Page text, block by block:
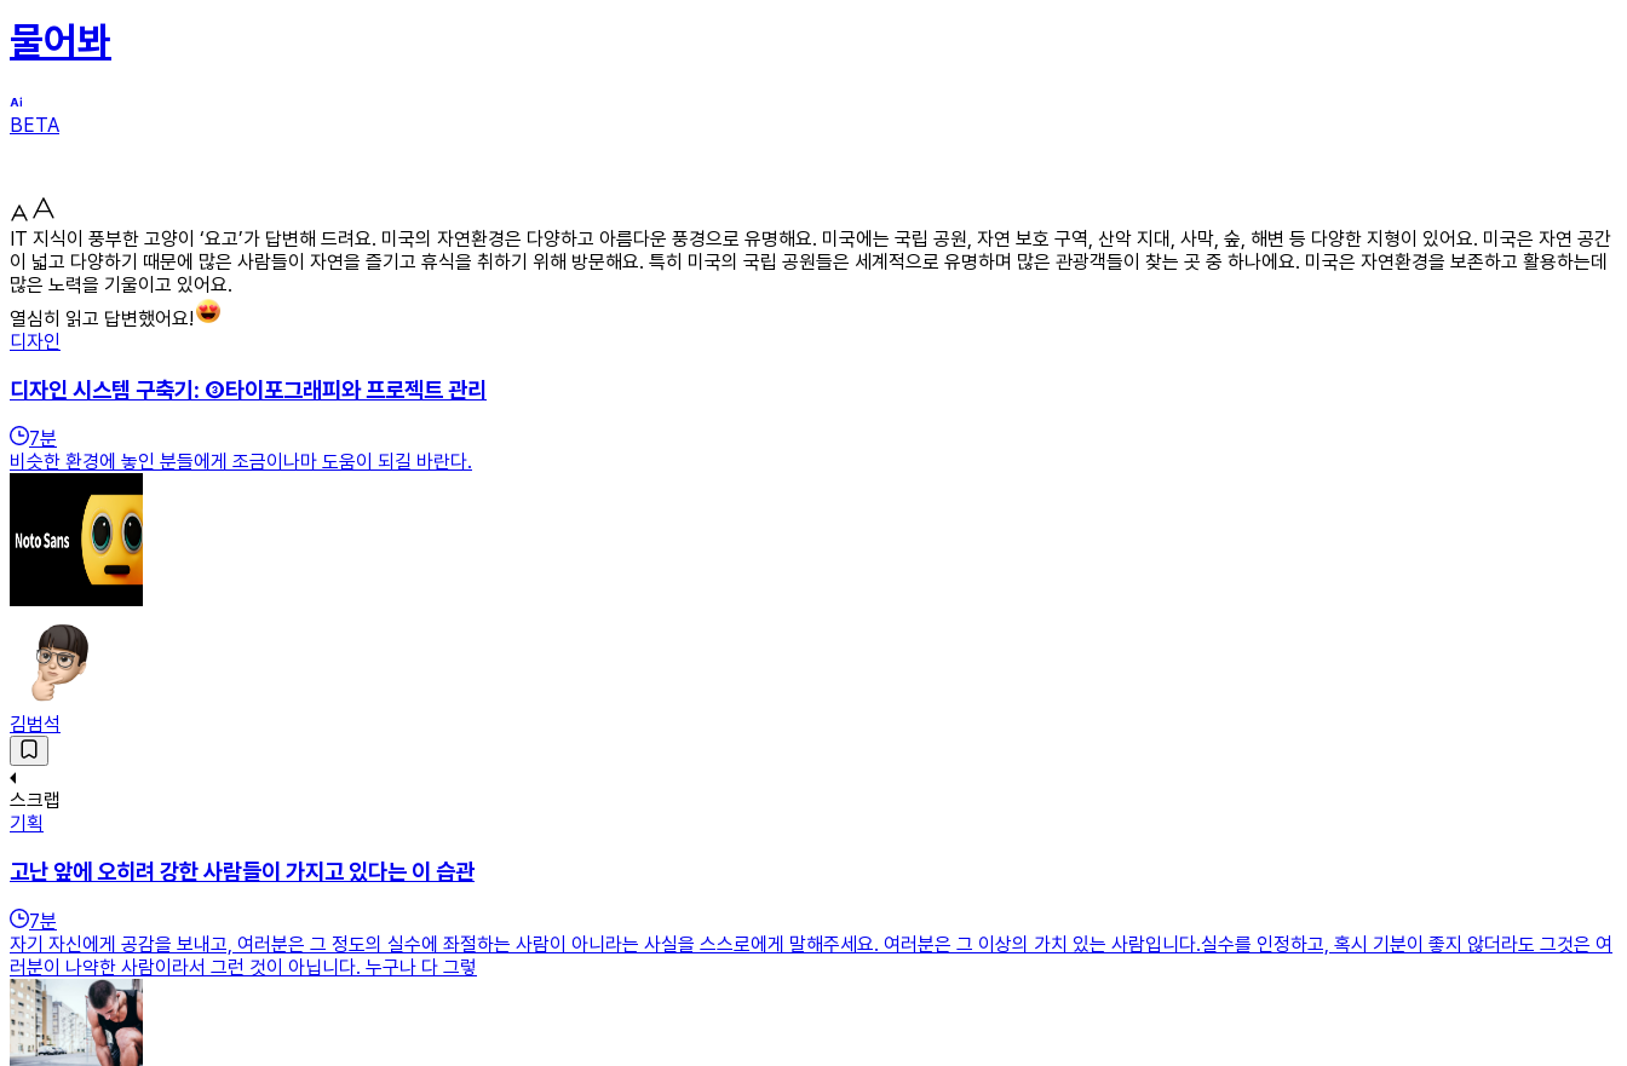
물어봐
BETA
IT 지식이 풍부한 고양이 ‘요고’가 답변해 드려요. 미국의 자연환경은 다양하고 아름다운 풍경으로 유명해요. 미국에는 국립 공원, 자연 보호 구역, 산악 지대, 사막, 숲, 해변 등 다양한 지형이 있어요. 미국은 자연 공간
이 넓고 다양하기 때문에 많은 사람들이 자연을 즐기고 휴식을 취하기 위해 방문해요. 특히 미국의 국립 공원들은 세계적으로 유명하며 많은 관광객들이 찾는 곳 중 하나에요. 미국은 자연환경을 보존하고 활용하는데
많은 노력을 기울이고 있어요.
열심히 읽고 답변했어요!
디자인
디자인 시스템 구축기: ③타이포그래피와 프로젝트 관리
7분
비슷한 환경에 놓인 분들에게 조금이나마 도움이 되길 바란다.
김범석
스크랩
기획
고난 앞에 오히려 강한 사람들이 가지고 있다는 이 습관
7분
자기 자신에게 공감을 보내고, 여러분은 그 정도의 실수에 좌절하는 사람이 아니라는 사실을 스스로에게 말해주세요. 여러분은 그 이상의 가치 있는 사람입니다.실수를 인정하고, 혹시 기분이 좋지 않더라도 그것은 여
러분이 나약한 사람이라서 그런 것이 아닙니다. 누구나 다 그렇